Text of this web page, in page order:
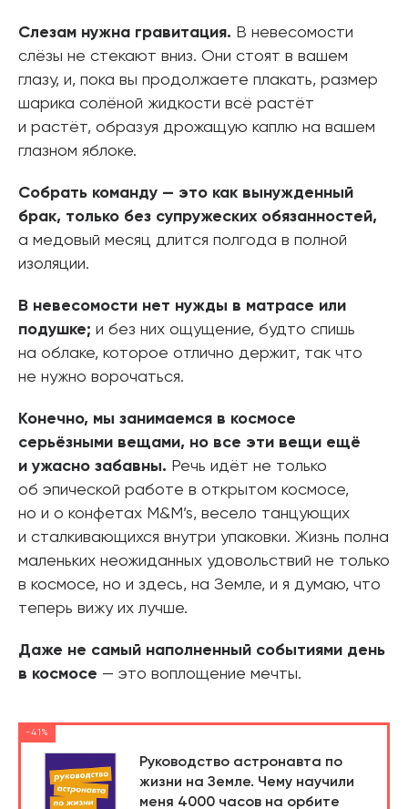
Слезам нужна гравитация. В невесомости
слёзы не стекают вниз. Они стоят в вашем
глазу, и, пока вы продолжаете плакать, размер
шарика солёной жидкости всё растёт
и растёт, образуя дрожащую каплю на вашем
глазном яблоке.
Собрать команду — это как вынужденный
брак, только без супружеских обязанностей,
а медовый месяц длится полгода в полной
изоляции.
В невесомости нет нужды в матрасе или
подушке; и без них ощущение, будто спишь
на облаке, которое отлично держит, так что
не нужно ворочаться.
Конечно, мы занимаемся в космосе
серьёзными вещами, но все эти вещи ещё
и ужасно забавны. Речь идёт не только
об эпической работе в открытом космосе,
но и о конфетах M&M’s, весело танцующих
и сталкивающихся внутри упаковки. Жизнь полна
маленьких неожиданных удовольствий не только
в космосе, но и здесь, на Земле, и я думаю, что
теперь вижу их лучше.
Даже не самый наполненный событиями день
в космосе — это воплощение мечты.
-41%
Руководство астронавта по
жизни на Земле. Чему научили
меня 4000 часов на орбите